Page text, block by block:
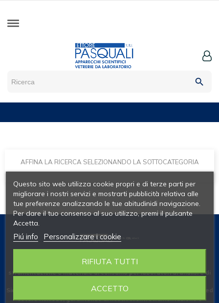
search
AFFINA LA RICERCA SELEZIONANDO LA SOTTOCATEGORIA
Fondata nel 1953 come azienda specializzata nelle forniture di
strumentazione e materiale di consumo per laboratori di analisi e di
Siamo costantemente attenti alle novità che il mercato nazionale ed
estero richiede, garantendo ai nostri clienti strumentazione e
Questo sito web utilizza cookie propri e di terze parti per
migliorare i nostri servizi e mostrarti pubblicità relativa alle
tue preferenze analizzando le tue abitudinidi navigazione.
Per dare il tuo consenso al suo utilizzo, premi il pulsante
Accetta.
Piú info Personalizzare i cookie
RIFIUTA TUTTI
ACCETTO